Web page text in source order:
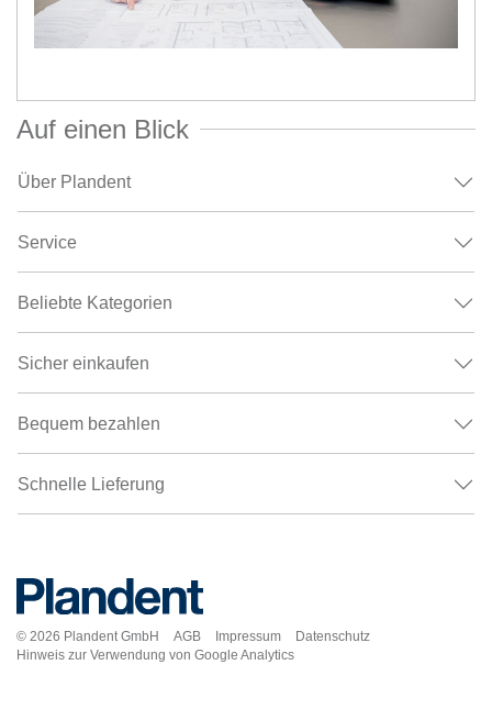
Auf einen Blick
Über Plandent
Service
Beliebte Kategorien
Sicher einkaufen
Bequem bezahlen
Schnelle Lieferung
© 2026 Plandent GmbH AGB Impressum
Datenschutz
Hinweis zur Verwendung von Google Analytics